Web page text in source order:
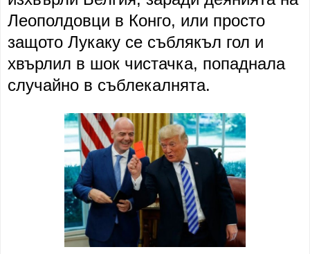
Леополдовци в Конго, или просто
защото Лукаку се съблякъл гол и
хвърлил в шок чистачка, попаднала
случайно в съблекалнята.